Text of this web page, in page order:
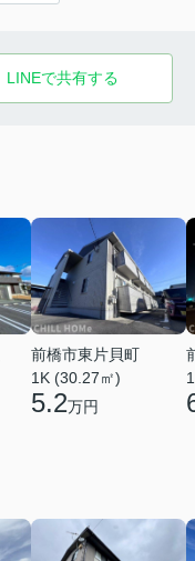
LINEで共有する
前橋市東片貝町
1K (30.27㎡)
5.2万円